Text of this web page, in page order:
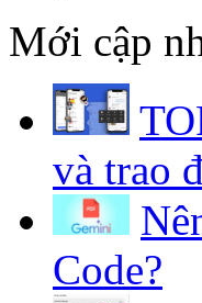
Mới cập
và trao
Code?